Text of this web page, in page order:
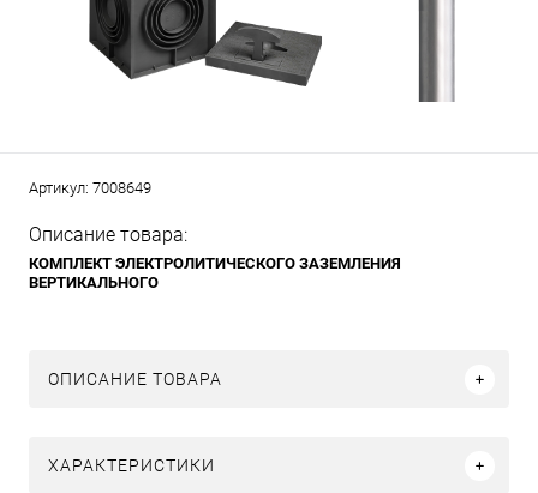
Артикул: 7008649
Описание товара:
КОМПЛЕКТ ЭЛЕКТРОЛИТИЧЕСКОГО ЗАЗЕМЛЕНИЯ
ВЕРТИКАЛЬНОГО
ОПИСАНИЕ ТОВАРА
ХАРАКТЕРИСТИКИ